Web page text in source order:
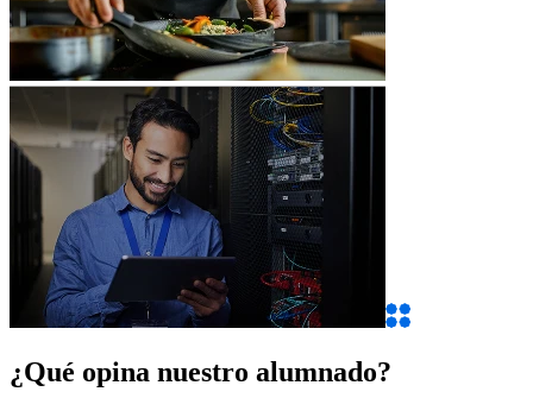
¿Qué opina nuestro alumnado?